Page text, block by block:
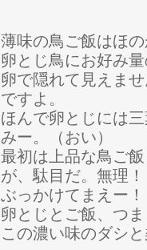
薄味の鳥ご飯はほ
卵とじ鳥にお好み
卵で隠れて見えま
ですよ。
ほんで卵とじには
みー。（おい）
最初は上品な鳥ご
が、駄目だ。無理！
ぶっかけてまえー
卵とじとご飯、つ
この濃い味のダシ